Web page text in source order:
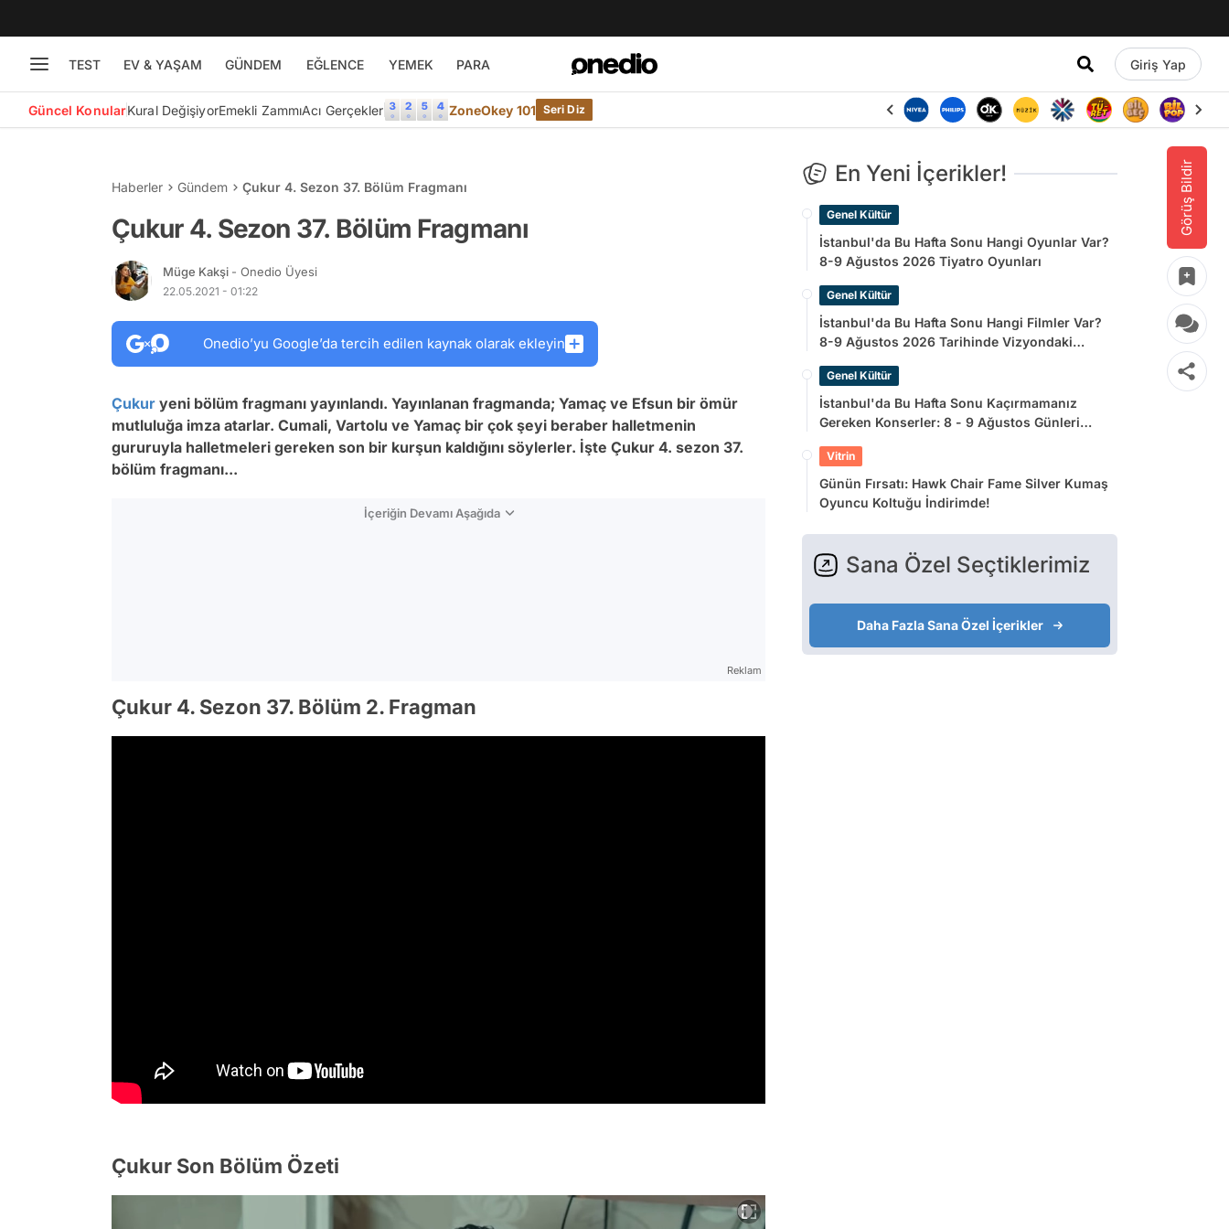
TEST EV & YAŞAM GÜNDEM EĞLENCE YEMEK PARA Giriş Yap
Güncel KonularKural DeğişiyorEmekli ZammıAcı Gerçekler ZoneOkey 101 Seri Diz
Görüş Bildir
Haberler Gündem Çukur 4. Sezon 37. Bölüm Fragmanı
Çukur 4. Sezon 37. Bölüm Fragmanı
Müge Kakşi - Onedio Üyesi
22.05.2021 - 01:22
Onedio’yu Google’da tercih edilen kaynak olarak ekleyin
Çukur yeni bölüm fragmanı yayınlandı. Yayınlanan fragmanda; Yamaç ve Efsun bir ömür
mutluluğa imza atarlar. Cumali, Vartolu ve Yamaç bir çok şeyi beraber halletmenin
gururuyla halletmeleri gereken son bir kurşun kaldığını söylerler. İşte Çukur 4. sezon 37.
bölüm fragmanı...
İçeriğin Devamı Aşağıda
Reklam
Çukur 4. Sezon 37. Bölüm 2. Fragman
Çukur Son Bölüm Özeti
En Yeni İçerikler!
Genel Kültür
İstanbul'da Bu Hafta Sonu Hangi Oyunlar Var?
8-9 Ağustos 2026 Tiyatro Oyunları
Genel Kültür
İstanbul'da Bu Hafta Sonu Hangi Filmler Var?
8-9 Ağustos 2026 Tarihinde Vizyondaki
Genel Kültür
İstanbul'da Bu Hafta Sonu Kaçırmamanız
Gereken Konserler: 8 - 9 Ağustos Günleri
Vitrin
Günün Fırsatı: Hawk Chair Fame Silver Kumaş
Oyuncu Koltuğu İndirimde!
Sana Özel Seçtiklerimiz
Daha Fazla Sana Özel İçerikler